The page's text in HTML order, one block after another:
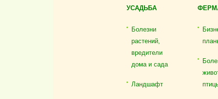
УСАДЬБА
Болезни
растений,
вредители
дома и сада
Ландшафт